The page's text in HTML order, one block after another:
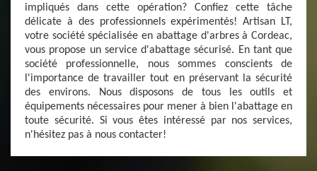
impliqués dans cette opération? Confiez cette tâche
délicate à des professionnels expérimentés! Artisan LT,
votre société spécialisée en abattage d'arbres à Cordeac,
vous propose un service d'abattage sécurisé. En tant que
société professionnelle, nous sommes conscients de
l'importance de travailler tout en préservant la sécurité
des environs. Nous disposons de tous les outils et
équipements nécessaires pour mener à bien l'abattage en
toute sécurité. Si vous êtes intéressé par nos services,
n'hésitez pas à nous contacter!